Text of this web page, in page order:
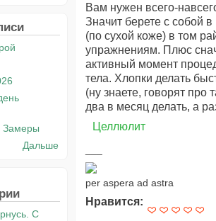
Вам нужен всего-
Значит берете с собой
(по сухой коже) в том
упражнениям. Плюс
активный момент
тела. Хлопки делать
(ну знаете, говорят
два в месяц делать, а
Целлюлит
per aspera ad astra
Нравится:
Замеры
Дальше
С